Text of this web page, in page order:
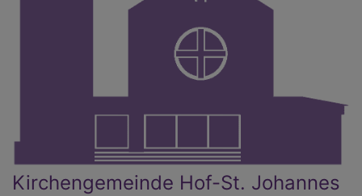
Kirchengemeinde Hof-St. Johannes